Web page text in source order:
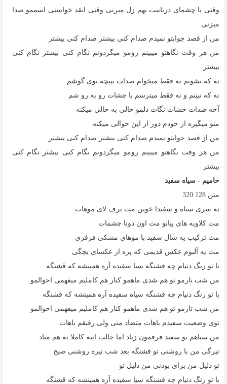
وقتی با چشمای دریاییت بهم زل میرنی وقتی انقد خواستی اسممو صدا
میزنی
من از قصد جوابتو نمیدم صدام کنی بیشتر صدام کنی بیشتر
من هر وقت نگاهتو میبینم رومو میگردونم نگام کنی بیشتر نگام کنی
بیشتر
نه که نشونم نه فقط میخوام صدات بپیچه توی گوشم
نه که نبینم و نه فقط میترسم با چشات رو به رو شم
آخه صدات چشات نگات دلمو حالی به حالی میکنه
منو میگیره از خودم دور از این حوالی میکنه
من از قصد جوابتو نمیدم صدام کنی بیشتر صدام کنی بیشتر
من هر وقت نگاهتو میبینم رومو میگردونم نگام کنی بیشتر نگام کنی
بیشتر
حامیم - سیاه سفید
متن 128
320
یه سری سیاه و سفیدا خوبن مث برف لای موهات
مث کلاویه های پیانو مث اون دوتا چشمات
مث ترکیب یه شال سفید با موهای مشکی فرفری
مث یه آلبوم عکس قدیمی که پره از عکسای بچگی
با تو رنگ دنیام چه قشنگه سیا سفیده آره همینشه که قشنگه
من شب تارمو تو هم شدی ماهمو کنار هم کاملیم میفهمی احوالمو
با تو رنگ دنیام چه قشنگه سیاه سفیده آره همینشه که قشنگه
من شب تارمو تو هم شدی ماهمو کنار هم کاملیم میفهمی احوالمو
توی وضعیت سفیدم باهات متضاد منی ولی رفیقم باهات
من سیاهم تو سفید فرقمون زیاد اما جالب اینه کاملا به هم میاد
تیرگی من با روشنی تو قشنگه بعد شب تیره روشنی صبح
تو دلیل من برای بودنی من دلیل تو
با تو رنگ دنیام چه قشنگه سیا سفیده آره همینشه که قشنگه